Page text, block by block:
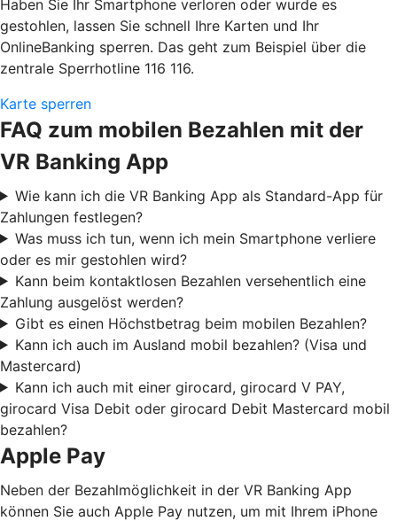
Haben Sie Ihr Smartphone verloren oder wurde es
gestohlen, lassen Sie schnell Ihre Karten und Ihr
OnlineBanking sperren. Das geht zum Beispiel über die
zentrale Sperrhotline 116 116.
Karte sperren
FAQ zum mobilen Bezahlen mit der
VR Banking App
Wie kann ich die VR Banking App als Standard-App für
Zahlungen festlegen?
Was muss ich tun, wenn ich mein Smartphone verliere
oder es mir gestohlen wird?
Kann beim kontaktlosen Bezahlen versehentlich eine
Zahlung ausgelöst werden?
Gibt es einen Höchstbetrag beim mobilen Bezahlen?
Kann ich auch im Ausland mobil bezahlen? (Visa und
Mastercard)
Kann ich auch mit einer girocard, girocard V PAY,
girocard Visa Debit oder girocard Debit Mastercard mobil
bezahlen?
Apple Pay
Neben der Bezahlmöglichkeit in der VR Banking App
können Sie auch Apple Pay nutzen, um mit Ihrem iPhone